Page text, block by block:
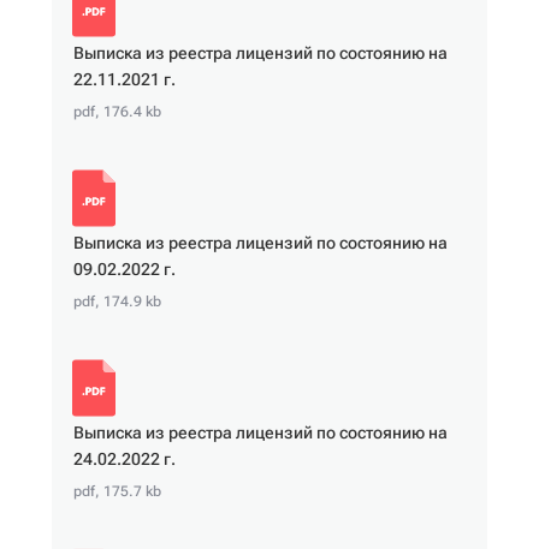
Выписка из реестра лицензий по состоянию на
22.11.2021 г.
pdf, 176.4 kb
Выписка из реестра лицензий по состоянию на
09.02.2022 г.
pdf, 174.9 kb
Выписка из реестра лицензий по состоянию на
24.02.2022 г.
pdf, 175.7 kb